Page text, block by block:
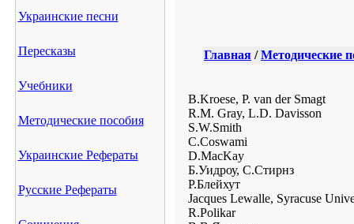
Украинские песни
Пересказы
Учебники
Методические пособия
Украинские Рефераты
Русские Рефераты
Главная /Методические
B.Kroese, P. van der Smagt
R.M. Gray, L.D. Davisson
S.W.Smith
C.Coswami
D.MacKay
Б.Уидроу, С.Стирнз
Р.Блейхут
Jacques Lewalle, Syracuse
R.Polikar